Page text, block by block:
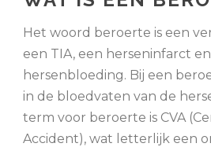
Het woord beroerte is een
een TIA, een herseninfarct
hersenbloeding. Bij een
in de bloedvaten van de
term voor beroerte is CVA
Accident), wat letterlijk een